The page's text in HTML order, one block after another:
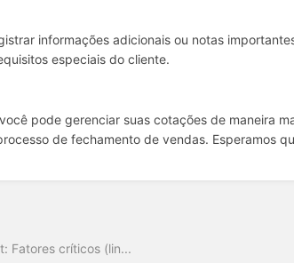
informações adicionais ou notas
especiais do cliente.
pode gerenciar suas cotações de maneira
de fechamento de vendas. Esperamos
Fatores críticos (lin...